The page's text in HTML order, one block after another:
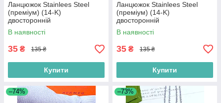
Ланцюжок Stainlees Steel
(преміум) (14-K)
двосторонній
В наявності
35 ₴ 135 ₴
Купити
Ланцюжок Stainlees Steel
(преміум) (14-K)
двосторонній
В наявності
35 ₴ 135 ₴
Купити
–74% –73%